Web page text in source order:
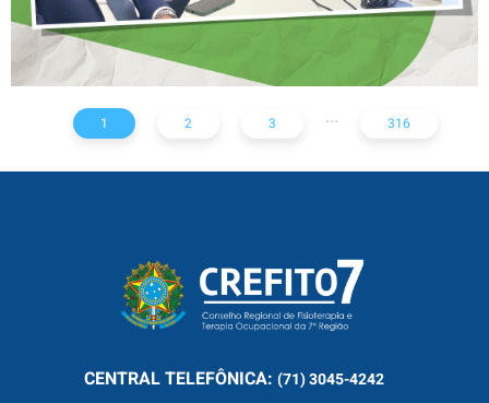
1 2 3 ... 316
CENTRALTELEFÔNICA: (71) 3045-4242